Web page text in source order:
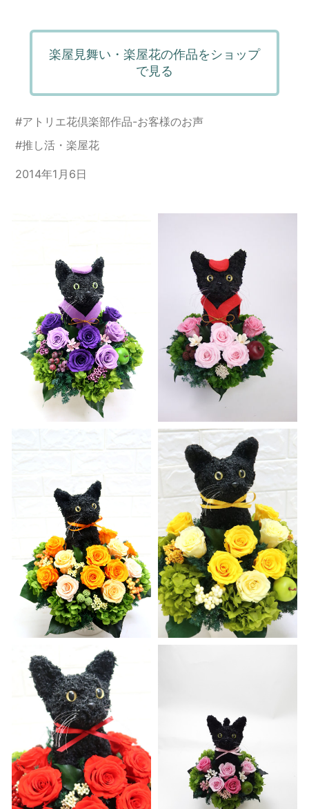
楽屋見舞い・楽屋花の作品をショップ
で見る
#アトリエ花倶楽部作品-お客様のお声
#推し活・楽屋花
2014年1月6日